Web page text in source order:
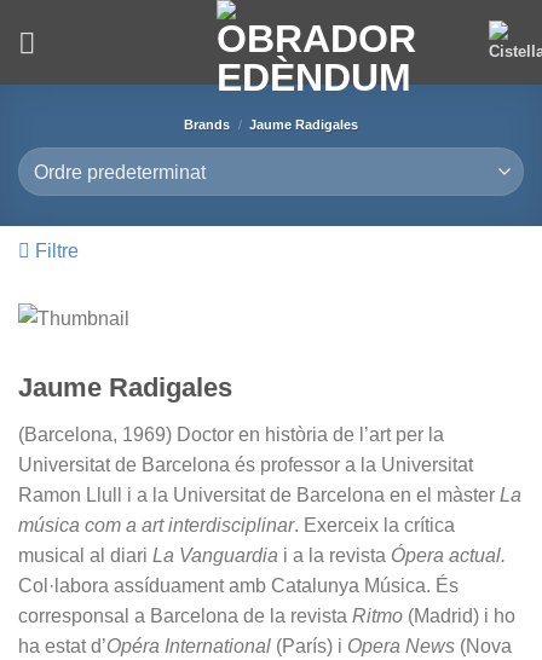
Brands / Jaume Radigales
Filtre
Jaume Radigales
(Barcelona, 1969) Doctor en història de l’art per la
Universitat de Barcelona és professor a la Universitat
Ramon Llull i a la Universitat de Barcelona en el màster La
música com a art interdisciplinar. Exerceix la crítica
musical al diari La Vanguardia i a la revista Ópera actual.
Col·labora assíduament amb Catalunya Música. És
corresponsal a Barcelona de la revista Ritmo (Madrid) i ho
ha estat d’Opéra International (París) i Opera News (Nova